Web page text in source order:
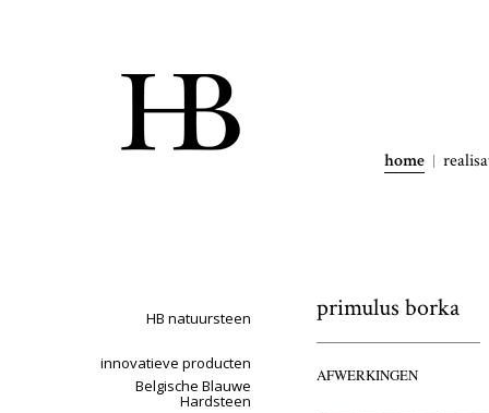
home
HB natuursteen
innovatieve producten
Belgische Blauwe
Hardsteen
primulus borka
AFWERKINGEN